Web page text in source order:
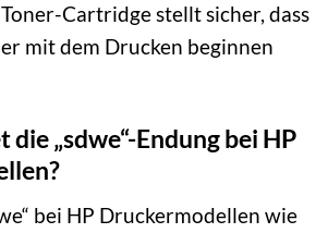
Cartridge stellt sicher, dass
mit dem Drucken beginnen
die „sdwe“-Endung bei HP
bei HP Druckermodellen wie